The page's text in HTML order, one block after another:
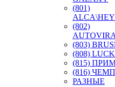
(801)
(802)
(803)
(808)
(815)
(816)
РАЗНЫЕ